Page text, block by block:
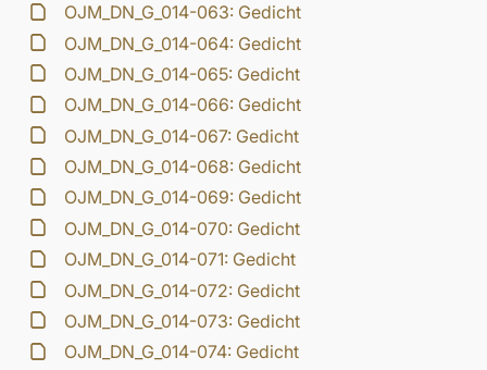
OJM_DN_G_014-063: Gedicht
OJM_DN_G_014-064: Gedicht
OJM_DN_G_014-065: Gedicht
OJM_DN_G_014-066: Gedicht
OJM_DN_G_014-067: Gedicht
OJM_DN_G_014-068: Gedicht
OJM_DN_G_014-069: Gedicht
OJM_DN_G_014-070: Gedicht
OJM_DN_G_014-071: Gedicht
OJM_DN_G_014-072: Gedicht
OJM_DN_G_014-073: Gedicht
OJM_DN_G_014-074: Gedicht